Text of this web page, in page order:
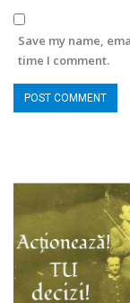
Save my name,
time I comment.